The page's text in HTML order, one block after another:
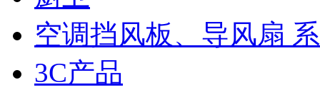
空调挡风板、导风扇
3C产品